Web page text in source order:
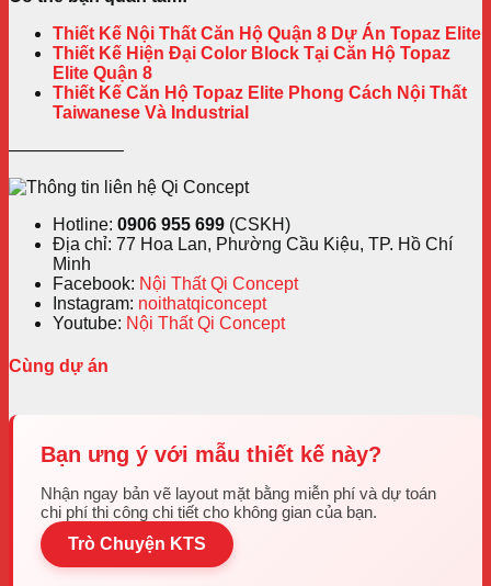
Thiết Kế Nội Thất Căn Hộ Quận 8 Dự Án Topaz Elite
Thiết Kế Hiện Đại Color Block Tại Căn Hộ Topaz
Elite Quận 8
Thiết Kế Căn Hộ Topaz Elite Phong Cách Nội Thất
Taiwanese Và Industrial
——————–
Hotline: 0906 955 699 (CSKH)
Địa chỉ: 77 Hoa Lan, Phường Cầu Kiệu, TP. Hồ Chí
Minh
Facebook: Nội Thất Qi Concept
Instagram: noithatqiconcept
Youtube: Nội Thất Qi Concept
Cùng dự án
Bạn ưng ý với mẫu thiết kế này?
Nhận ngay bản vẽ layout mặt bằng miễn phí và dự toán
chi phí thi công chi tiết cho không gian của bạn.
Trò Chuyện KTS